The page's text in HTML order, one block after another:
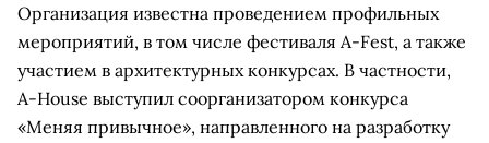
Организация известна проведением профильных
мероприятий, в том числе фестиваля A-Fest, а также
участием в архитектурных конкурсах. В частности,
A-House выступил соорганизатором конкурса
«Меняя привычное», направленного на разработку